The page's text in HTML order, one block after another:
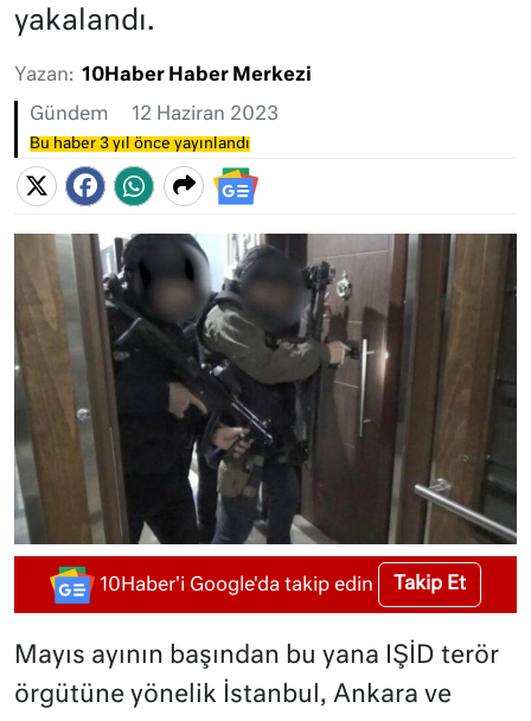
yakalandı.
Yazan: 10Haber Haber Merkezi
Gündem 12 Haziran 2023
Bu haber 3 yıl önce yayınlandı
10Haber'i Google'da takip edin Takip Et
Mayıs ayının başından bu yana IŞİD terör
örgütüne yönelik İstanbul, Ankara ve